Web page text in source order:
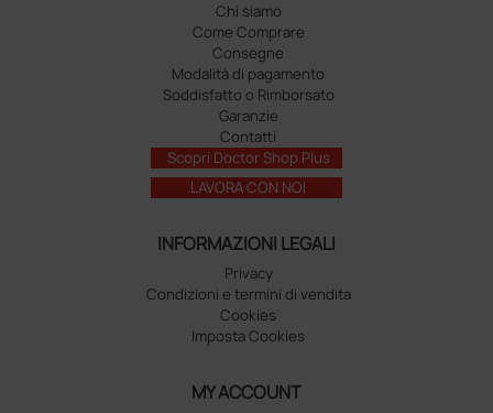
Chi siamo
Come Comprare
Consegne
Modalità di pagamento
Soddisfatto o Rimborsato
Garanzie
Contatti
Scopri Doctor Shop Plus
LAVORA CON NOI
INFORMAZIONI LEGALI
Privacy
Condizioni e termini di vendita
Cookies
Imposta Cookies
MY ACCOUNT